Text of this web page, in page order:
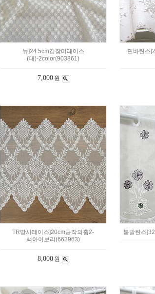
뉴]24.5cm겹장미레이스
(대)-2color(903861)
7,000 원
면바란스
TR망사레이스]20cm공작의춤2-
백아이보리(663963)
8,000 원
봉발란스